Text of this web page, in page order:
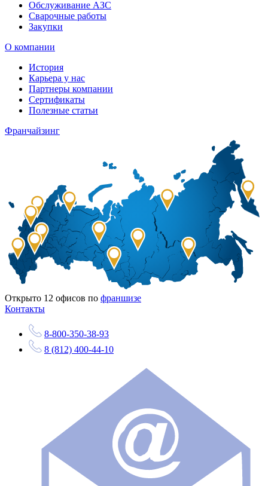
Обслуживание АЗС
Сварочные работы
Закупки
О компании
История
Карьера у нас
Партнеры компании
Сертификаты
Полезные статьи
Франчайзинг
Открыто 12 офисов по франшизе
Контакты
8-800-350-38-93
8 (812) 400-44-10